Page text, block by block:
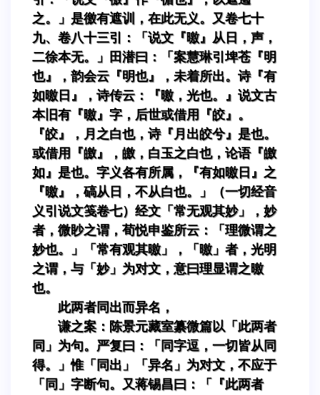
之。」是徼有遮训，在此无义。又卷七十
九、卷八十三引：「说文『曒』从日，声，
二徐本无。」田潜曰：「案慧琳引埤苍『明
也』，韵会云『明也』，未着所出。诗『有
如曒日』，诗传云：『曒，光也。』说文古
本旧有『曒』字，后世或借用『皎』。
『皎』，月之白也，诗『月出皎兮』是也。
或借用『皦』，皦，白玉之白也，论语『皦
如』是也。字义各有所属，『有如曒日』之
『曒』，碻从日，不从白也。」（一切经音
义引说文笺卷七）经文「常无观其妙」，妙
者，微眇之谓，荀悦申鉴所云：「理微谓之
妙也。」「常有观其曒」，「曒」者，光明
之谓，与「妙」为对文，意曰理显谓之曒
也。
此两者同出而异名，
谦之案：陈景元藏室纂微篇以「此两者
同」为句。严复曰：「同字逗，一切皆从同
得。」惟「同出」「异名」为对文，不应于
「同」字断句。又蒋锡昌曰：「『此两者